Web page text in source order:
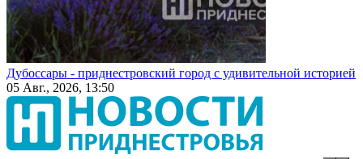
Дубоссары - приднестровский город с удивительной историей
05 Авг., 2026, 13:50